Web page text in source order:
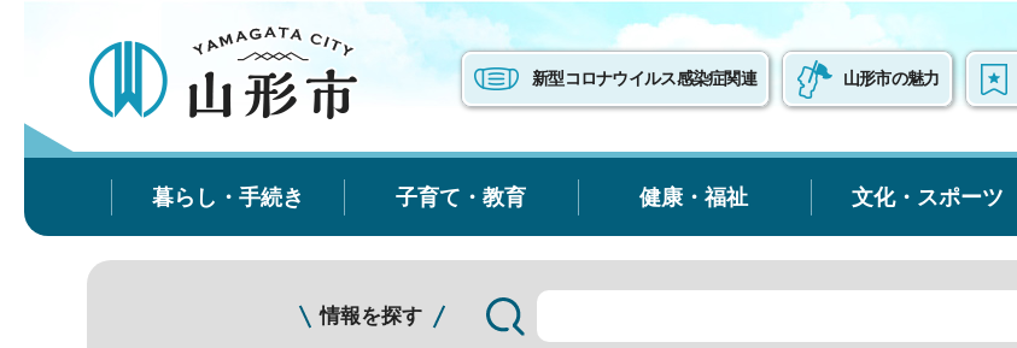
新型コロナウイルス感染症関連 山形市の魅力
暮らし・手続き 子育て・教育 健康・福祉 文化・スポーツ
情報を探す